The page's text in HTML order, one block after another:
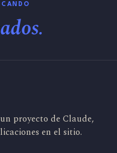
proyecto de Claude,
en el sitio.